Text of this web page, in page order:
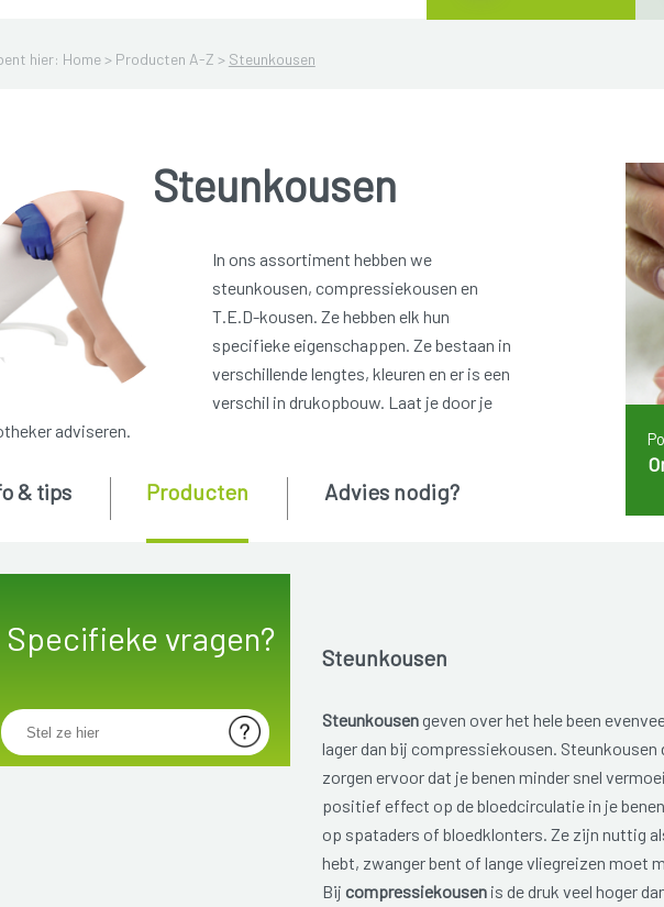
hier: Home > Producten A-Z > Steunkousen
Steunkousen
In ons assortiment hebben we
steunkousen, compressiekousen en
T.E.D-kousen. Ze hebben elk hun
specifieke eigenschappen. Ze bestaan in
verschillende lengtes, kleuren en er is een
verschil in drukopbouw. Laat je door je
adviseren.
Specifieke vragen?
& tips Producten Advies nodig?
Steunkousen
Steunkousengeven over het hele been
lager dan bij compressiekousen. Steunkousen
zorgen ervoor dat je benen minder snel
positief effect op de bloedcirculatie in je
op spataders of bloedklonters. Ze zijn nuttig
hebt, zwanger bent of lange vliegreizen moet
Bij compressiekousenis de druk veel hoger